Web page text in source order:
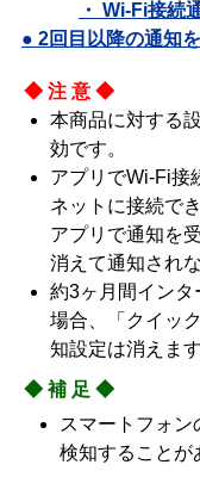
・ Wi-Fi接続
● 2回目以降の通知
◆注意◆
本商品に対する
効です。
アプリでWi-Fi接
ネットに接続で
アプリで通知を
消えて通知され
約3ヶ月間イン
場合、「クイッ
知設定は消えます
◆補足◆
スマートフォ
検知することが